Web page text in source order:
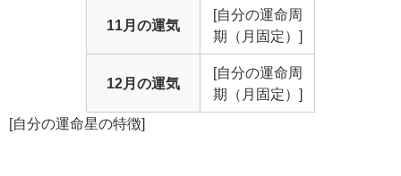
11月の運気
[自分の運命周
期（月固定）]
12月の運気
[自分の運命周
期（月固定）]
[自分の運命星の特徴]